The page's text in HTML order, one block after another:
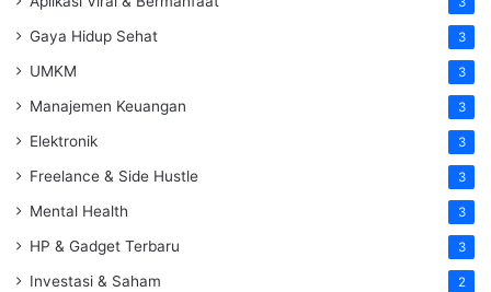
Gaya Hidup Sehat 3
UMKM 3
Manajemen Keuangan 3
Elektronik 3
Freelance & Side Hustle 3
Mental Health 3
HP & Gadget Terbaru 3
Investasi & Saham 2